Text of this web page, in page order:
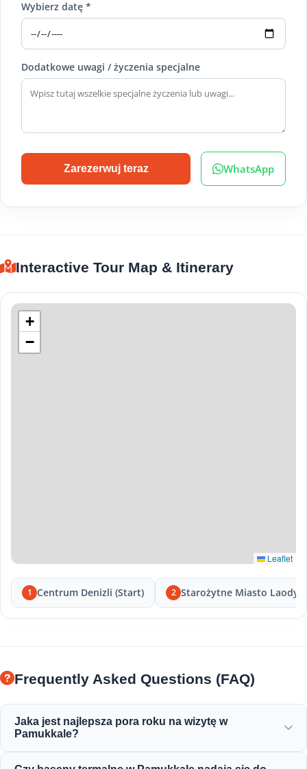
Wybierz datę *
Dodatkowe uwagi / życzenia specjalne
Zarezerwuj teraz WhatsApp
Interactive Tour Map & Itinerary
+
−
Leaflet
1 Centrum Denizli (Start) 2 Starożytne Miasto
Frequently Asked Questions (FAQ)
Jaka jest najlepsza pora roku na wizytę w
Pamukkale?